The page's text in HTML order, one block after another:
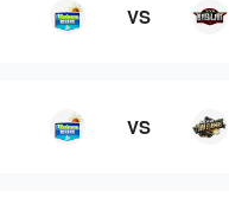
VS
VS